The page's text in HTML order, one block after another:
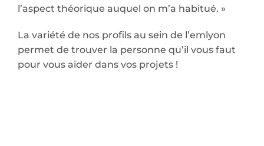
l’aspect théorique auquel on m’a habitué. »
La variété de nos profils au sein de l’emlyon
permet de trouver la personne qu’il vous faut
pour vous aider dans vos projets !